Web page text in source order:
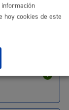
hoy cookies de este